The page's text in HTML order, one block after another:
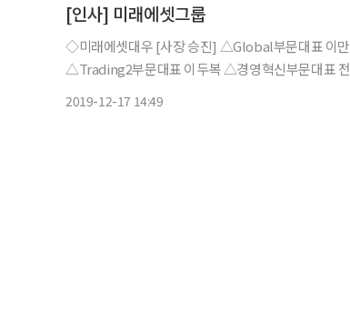
[인사] 미래에셋그룹
◇미래에셋대우 [사장 승진] △Global부문대표 이만열 [부사장 승진] △혁신추진단 허선호 [전무 승진] △M&A본부장 이택준
△Trading2부문대표 이두복 △경영혁신부문대표
2019-12-17 14:49